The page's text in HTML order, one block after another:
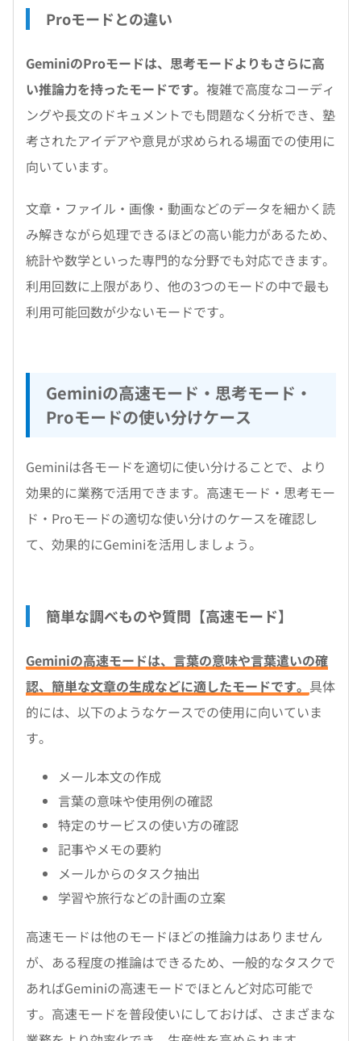
Proモードとの違い
GeminiのProモードは、思考モードよりもさらに高
い推論力を持ったモードです。 複雑で高度なコーディ
ングや長文のドキュメントでも問題なく分析でき、塾
考されたアイデアや意見が求められる場面での使用に
向いています。
文章・ファイル・画像・動画などのデータを細かく読
み解きながら処理できるほどの高い能力があるため、
統計や数学といった専門的な分野でも対応できます。
利用回数に上限があり、他の3つのモードの中で最も
利用可能回数が少ないモードです。
Geminiの高速モード・思考モード・
Proモードの使い分けケース
Geminiは各モードを適切に使い分けることで、より
効果的に業務で活用できます。高速モード・思考モー
ド・Proモードの適切な使い分けのケースを確認し
て、効果的にGeminiを活用しましょう。
簡単な調べものや質問【高速モード】
Geminiの高速モードは、言葉の意味や言葉遣いの確
認、簡単な文章の生成などに適したモードです。 具体
的には、以下のようなケースでの使用に向いていま
す。
メール本文の作成
言葉の意味や使用例の確認
特定のサービスの使い方の確認
記事やメモの要約
メールからのタスク抽出
学習や旅行などの計画の立案
高速モードは他のモードほどの推論力はありません
が、ある程度の推論はできるため、一般的なタスクで
あればGeminiの高速モードでほとんど対応可能で
す。高速モードを普段使いにしておけば、さまざまな